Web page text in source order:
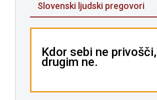
Slovenski ljudski pregovori
Kdor sebi ne
drugim ne.